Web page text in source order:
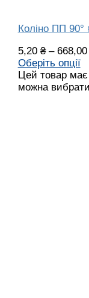
Коліно ПП
5,20 ₴– 668,00
Оберіть опції
Цей товар має
можна вибрати